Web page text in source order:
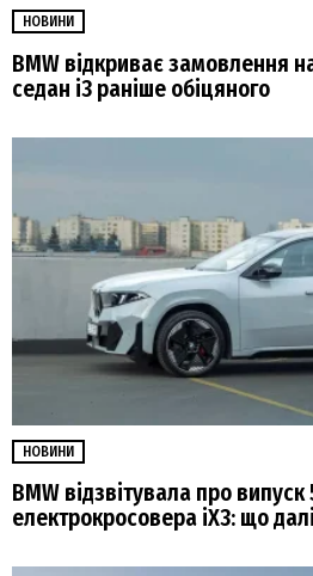
НОВИНИ
BMW відкриває замовлення
седан i3 раніше обіцяного
НОВИНИ
BMW відзвітувала про
електрокросовера iX3: що далі